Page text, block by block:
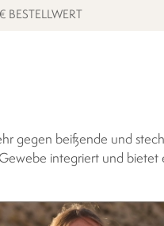
beißende und
integriert und